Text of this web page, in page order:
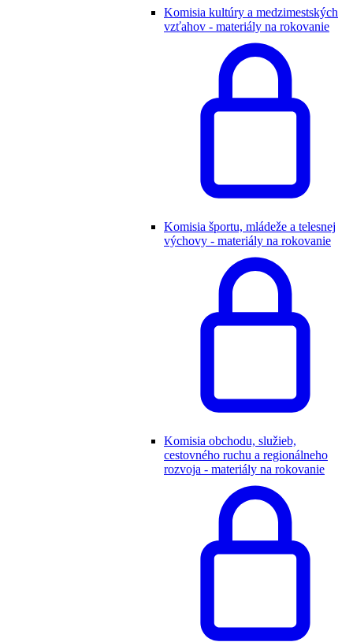
Komisia kultúry a medzimestských
vzťahov - materiály na rokovanie
Komisia športu, mládeže a telesnej
výchovy - materiály na rokovanie
Komisia obchodu, služieb,
cestovného ruchu a regionálneho
rozvoja - materiály na rokovanie